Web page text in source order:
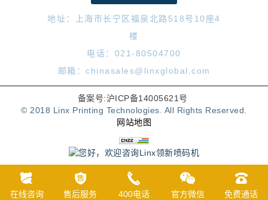
地址：上海市长宁区福泉北路518号10座4
楼
电话：021-80504700
邮箱：chinasales@linxglobal.com
备案号:沪ICP备14005621号
© 2018 Linx Printing Technologies. All Rights Reserved.
网站地图
在线咨询 售后服务 400电话 官方微信 免费通话